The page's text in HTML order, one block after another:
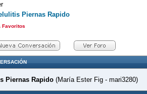
Piernas Rapido
Favoritos
Piernas Rapido(María Ester Fig - mari3280)